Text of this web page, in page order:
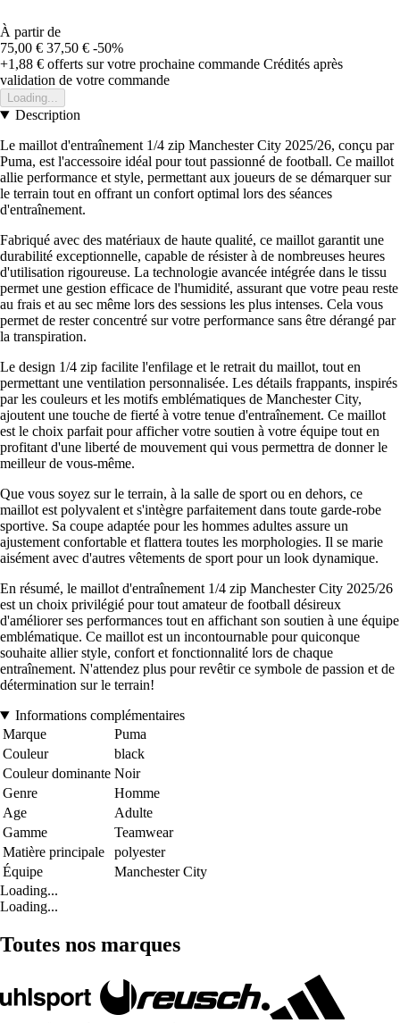
À partir de
75,00 € 37,50 € -50%
+1,88 € offerts sur votre prochaine commande Crédités après
validation de votre commande
Loading...
Description
Le maillot d'entraînement 1/4 zip Manchester City 2025/26, conçu par
Puma, est l'accessoire idéal pour tout passionné de football. Ce maillot
allie performance et style, permettant aux joueurs de se démarquer sur
le terrain tout en offrant un confort optimal lors des séances
d'entraînement.
Fabriqué avec des matériaux de haute qualité, ce maillot garantit une
durabilité exceptionnelle, capable de résister à de nombreuses heures
d'utilisation rigoureuse. La technologie avancée intégrée dans le tissu
permet une gestion efficace de l'humidité, assurant que votre peau reste
au frais et au sec même lors des sessions les plus intenses. Cela vous
permet de rester concentré sur votre performance sans être dérangé par
la transpiration.
Le design 1/4 zip facilite l'enfilage et le retrait du maillot, tout en
permettant une ventilation personnalisée. Les détails frappants, inspirés
par les couleurs et les motifs emblématiques de Manchester City,
ajoutent une touche de fierté à votre tenue d'entraînement. Ce maillot
est le choix parfait pour afficher votre soutien à votre équipe tout en
profitant d'une liberté de mouvement qui vous permettra de donner le
meilleur de vous-même.
Que vous soyez sur le terrain, à la salle de sport ou en dehors, ce
maillot est polyvalent et s'intègre parfaitement dans toute garde-robe
sportive. Sa coupe adaptée pour les hommes adultes assure un
ajustement confortable et flattera toutes les morphologies. Il se marie
aisément avec d'autres vêtements de sport pour un look dynamique.
En résumé, le maillot d'entraînement 1/4 zip Manchester City 2025/26
est un choix privilégié pour tout amateur de football désireux
d'améliorer ses performances tout en affichant son soutien à une équipe
emblématique. Ce maillot est un incontournable pour quiconque
souhaite allier style, confort et fonctionnalité lors de chaque
entraînement. N'attendez plus pour revêtir ce symbole de passion et de
détermination sur le terrain!
Informations complémentaires
Marque
Puma
Couleur
black
Couleur dominante Noir
Genre
Homme
Age
Adulte
Gamme
Teamwear
Matière principale
polyester
Équipe
Manchester City
Loading...
Loading...
Toutes nos marques